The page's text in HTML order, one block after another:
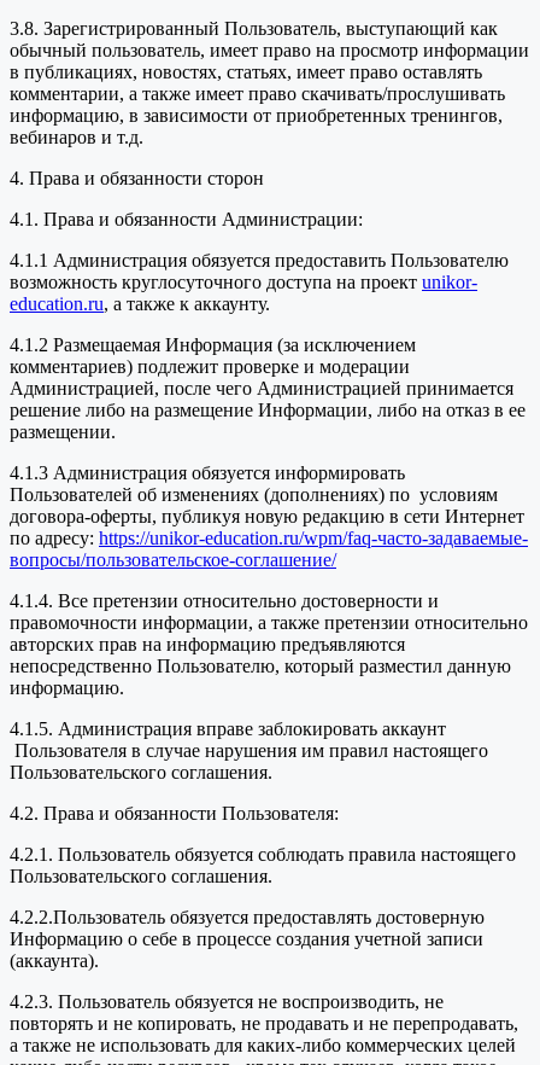
3.8. Зарегистрированный Пользователь, выступающий как
обычный пользователь, имеет право на просмотр информации
в публикациях, новостях, статьях, имеет право оставлять
комментарии, а также имеет право скачивать/прослушивать
информацию, в зависимости от приобретенных тренингов,
вебинаров и т.д.
4. Права и обязанности сторон
4.1. Права и обязанности Администрации:
4.1.1 Администрация обязуется предоставить Пользователю
возможность круглосуточного доступа на проект unikor-
education.ru, а также к аккаунту.
4.1.2 Размещаемая Информация (за исключением
комментариев) подлежит проверке и модерации
Администрацией, после чего Администрацией принимается
решение либо на размещение Информации, либо на отказ в ее
размещении.
4.1.3 Администрация обязуется информировать
Пользователей об изменениях (дополнениях) по условиям
договора-оферты, публикуя новую редакцию в сети Интернет
по адресу: https://unikor-education.ru/wpm/faq-часто-задаваемые-
вопросы/пользовательское-соглашение/
4.1.4. Все претензии относительно достоверности и
правомочности информации, а также претензии относительно
авторских прав на информацию предъявляются
непосредственно Пользователю, который разместил данную
информацию.
4.1.5. Администрация вправе заблокировать аккаунт
Пользователя в случае нарушения им правил настоящего
Пользовательского соглашения.
4.2. Права и обязанности Пользователя:
4.2.1. Пользователь обязуется соблюдать правила настоящего
Пользовательского соглашения.
4.2.2.Пользователь обязуется предоставлять достоверную
Информацию о себе в процессе создания учетной записи
(аккаунта).
4.2.3. Пользователь обязуется не воспроизводить, не
повторять и не копировать, не продавать и не перепродавать,
а также не использовать для каких-либо коммерческих целей